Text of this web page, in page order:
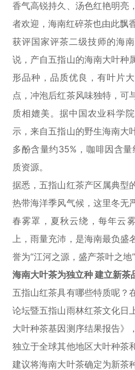
香气高锐持久、汤色红艳明亮
者欢迎，海南红碎茶也由此飘
获评国家评茶二级技师的海
说，产自五指山的海南大叶种
形品种，品质优良，有叶片
点，冲泡后红茶风味独特，可
质相媲美。据中国农业科学
示，来自五指山的野生海南大
多酚含量约35%，咖啡因含
质资源。
据悉，五指山红茶产区属典型
热带海洋季风气候，这里冬无
春雾罩，夏秋云绕，每年云
上，雨量充沛，是海南最负盛
誉为“江河之源，盛产茶叶之地”
海南大叶茶为独立种 建立新茶
五指山红茶具有哪些特质呢？
论坛暨五指山雨林红茶文化日
大叶种茶基因测序结果报告》
独立于全球其他地区大叶种茶
建议将海南大叶茶确定为新茶